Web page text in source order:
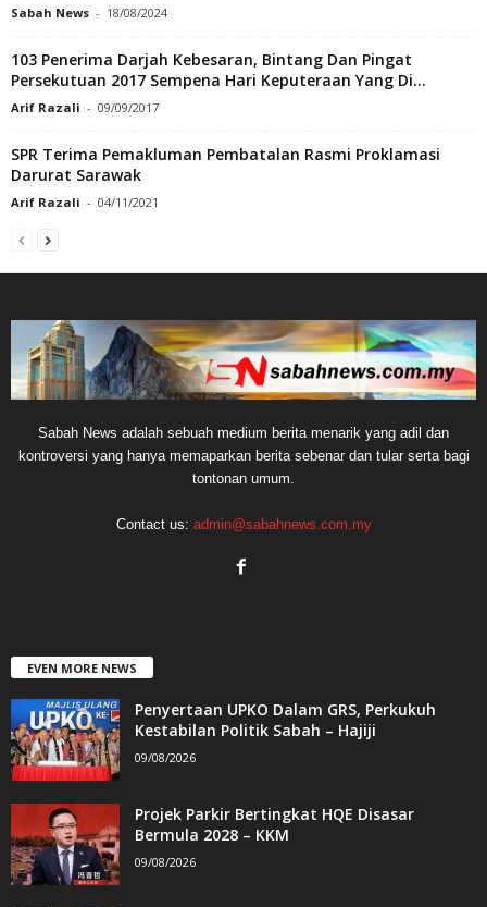
Sabah News - 18/08/2024
103 Penerima Darjah Kebesaran, Bintang Dan Pingat
Persekutuan 2017 Sempena Hari Keputeraan Yang Di...
Arif Razali - 09/09/2017
SPR Terima Pemakluman Pembatalan Rasmi Proklamasi
Darurat Sarawak
Arif Razali - 04/11/2021
Sabah News adalah sebuah medium berita menarik yang adil dan
kontroversi yang hanya memaparkan berita sebenar dan tular serta bagi
tontonan umum.
Contact us: admin@sabahnews.com.my
EVEN MORE NEWS
Penyertaan UPKO Dalam GRS, Perkukuh
Kestabilan Politik Sabah – Hajiji
09/08/2026
Projek Parkir Bertingkat HQE Disasar
Bermula 2028 – KKM
09/08/2026